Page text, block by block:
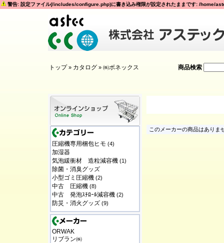
警告: 設定ファイル(/includes/configure.php)に書き込み権限が設定されたままです: /
トップ» カタログ » ㈱ボネックス 商品検索
圧縮機専用梱包ヒモ (4)
加湿器
気泡緩衝材 造粒減容機 (1)
除菌・消臭グッズ
小型ゴミ圧縮機 (2)
中古 圧縮機 (8)
中古 発泡ｽﾁﾛｰﾙ減容機 (2)
防災・消火グッズ (9)
ORWAK
リブラン㈱
このメーカーの商品はありま